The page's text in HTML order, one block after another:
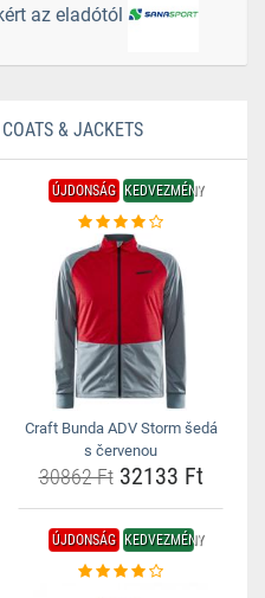
az eladótól
& JACKETS
ÚJDONSÁG KEDVEZMÉNY
Craft Bunda ADV Storm šedá
s červenou
30862 Ft32133 Ft
ÚJDONSÁG KEDVEZMÉNY